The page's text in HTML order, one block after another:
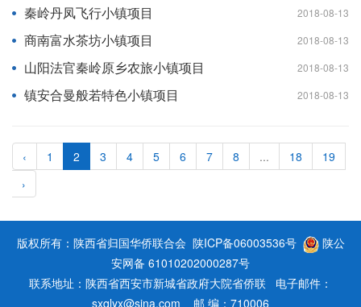
秦岭丹凤飞行小镇项目 2018-08-13
商南富水茶坊小镇项目 2018-08-13
山阳法官秦岭原乡农旅小镇项目 2018-08-13
镇安合曼般若特色小镇项目 2018-08-13
‹ 1 2 3 4 5 6 7 8 ... 18
19
›
版权所有：陕西省归国华侨联合会 陕ICP备06003536号
陕公
安网备 61010202000287号
联系地址：陕西省西安市新城省政府大院省侨联 电子邮件：
sxqlyx@sina.com 邮 编：710006